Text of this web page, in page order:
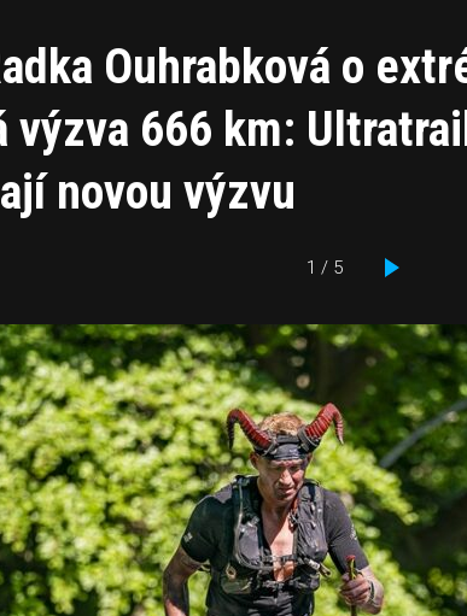
Ouhrabková o
výzva 666 km:
novou výzvu
1 / 5